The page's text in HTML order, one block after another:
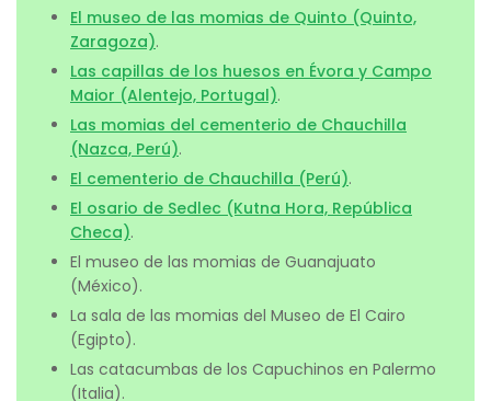
El museo de las momias de Quinto (Quinto,
Zaragoza).
Las capillas de los huesos en Évora y Campo
Maior (Alentejo, Portugal).
Las momias del cementerio de Chauchilla
(Nazca, Perú).
El cementerio de Chauchilla (Perú).
El osario de Sedlec (Kutna Hora, República
Checa).
El museo de las momias de Guanajuato
(México).
La sala de las momias del Museo de El Cairo
(Egipto).
Las catacumbas de los Capuchinos en Palermo
(Italia).